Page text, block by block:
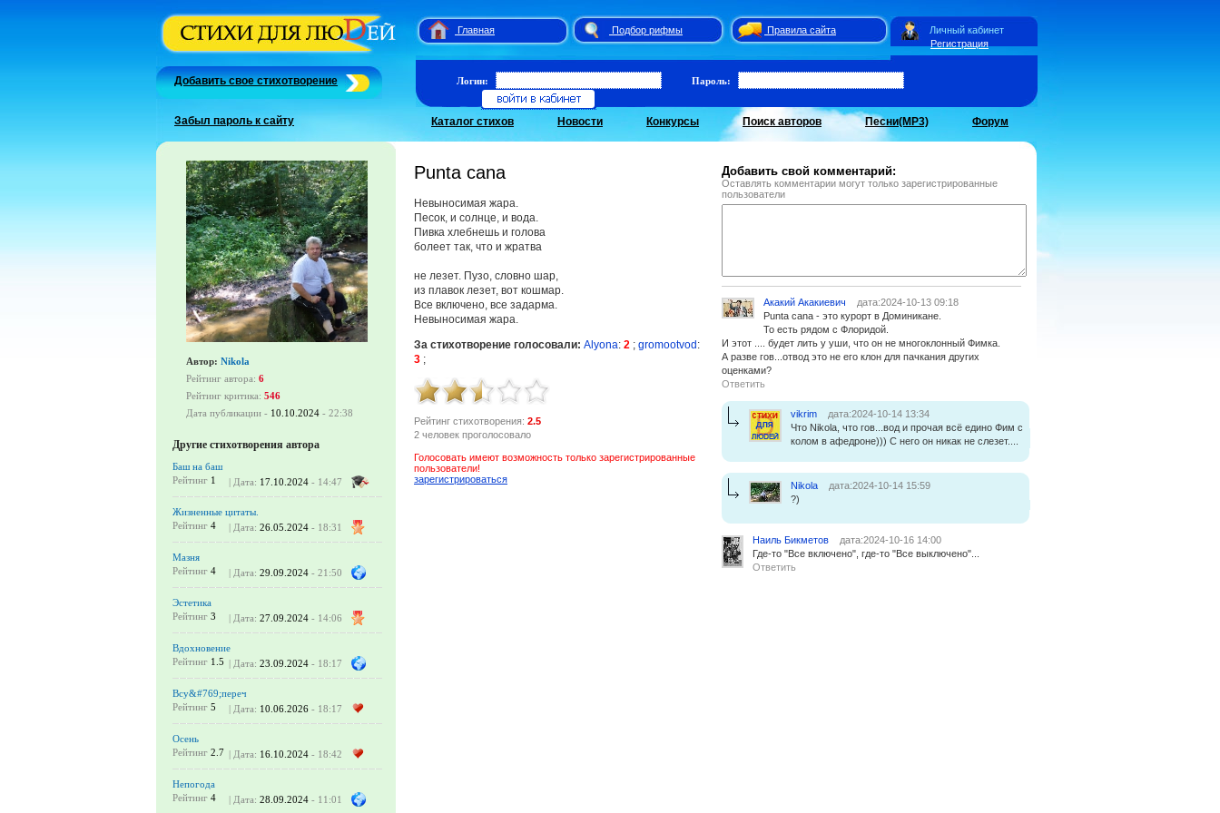
Главная Подбор рифмы
Правила сайта
Регистрация
Личный кабинет
Добавить свое стихотворение
Забыл пароль к сайту
Логин: Пароль:
Каталог стихов Новости Конкурсы Поиск авторов Песни(MP3) Форум
Автор: Nikola
Рейтинг автора: 6
Рейтинг критика: 546
Дата публикации - 10.10.2024 - 22:38
Другие стихотворения автора
Баш на баш
Рейтинг 1 | Дата: 17.10.2024 - 14:47
Жизненные цитаты.
Рейтинг 4 | Дата: 26.05.2024 - 18:31
Мазня
Рейтинг 4 | Дата: 29.09.2024 - 21:50
Эстетика
Рейтинг 3 | Дата: 27.09.2024 - 14:06
Вдохновение
Рейтинг 1.5 | Дата: 23.09.2024 - 18:17
Всу&#769;переч
Рейтинг 5 | Дата: 10.06.2026 - 18:17
Осень
Рейтинг 2.7 | Дата: 16.10.2024 - 18:42
Непогода
Рейтинг 4 | Дата: 28.09.2024 - 11:01
Punta cana
Невыносимая жара.
Песок, и солнце, и вода.
Пивка хлебнешь и голова
болеет так, что и жратва
не лезет. Пузо, словно шар,
из плавок лезет, вот кошмар.
Все включено, все задарма.
Невыносимая жара.
За стихотворение голосовали: Alyona: 2 ; gromootvod:
3 ;
Рейтинг стихотворения: 2.5
2 человек проголосовало
Голосовать имеют возможность только зарегистрированные
пользователи!
зарегистрироваться
Добавить свой комментарий:
Оставлять комментарии могут только зарегистрированные
пользователи
Акакий Акакиевич
дата:2024-10-13 09:18
Punta cana - это курорт в Доминикане.
То есть рядом с Флоридой.
И этот .... будет лить у уши, что он не многоклонный Фимка.
А разве гов...отвод это не его клон для пачкания других
оценками?
Ответить
vikrim
дата:2024-10-14 13:34
Что Nikola, что гов...вод и прочая всё едино Фим с
колом в афедроне))) С него он никак не слезет....
Nikola
дата:2024-10-14 15:59
?)
Наиль Бикметов
дата:2024-10-16 14:00
Где-то "Все включено", где-то "Все выключено"...
Ответить